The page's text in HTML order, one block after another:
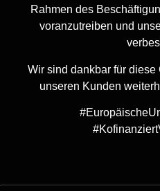
Rahmen des
voranzutreiben und
Wir sind dankbar für
unseren Kunden